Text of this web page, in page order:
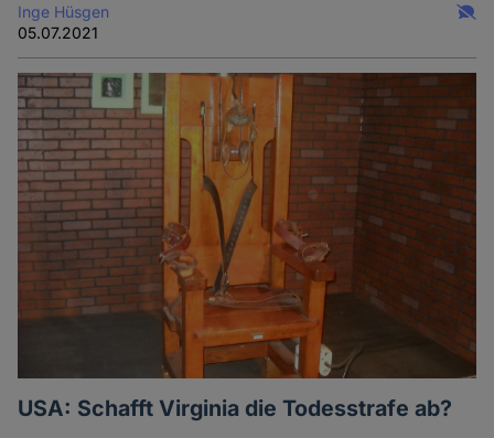
Inge Hüsgen
05.07.2021
USA: Schafft Virginia die Todesstrafe ab?